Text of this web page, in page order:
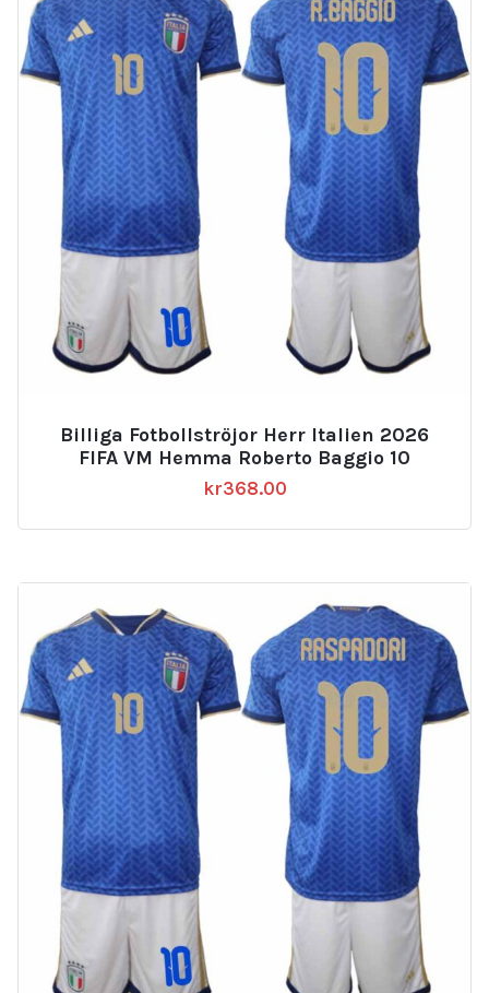
Billiga Fotbollströjor Herr Italien 2026
FIFA VM Hemma Roberto Baggio 10
kr368.00